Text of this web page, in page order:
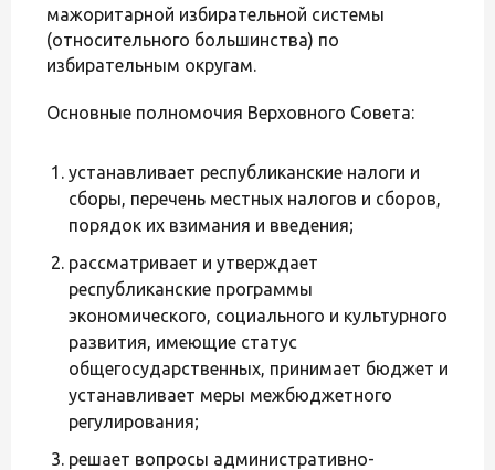
мажоритарной избирательной системы
(относительного большинства) по
избирательным округам.
Основные полномочия Верховного Совета:
устанавливает республиканские налоги и
сборы, перечень местных налогов и сборов,
порядок их взимания и введения;
рассматривает и утверждает
республиканские программы
экономического, социального и культурного
развития, имеющие статус
общегосударственных, принимает бюджет и
устанавливает меры межбюджетного
регулирования;
решает вопросы административно-